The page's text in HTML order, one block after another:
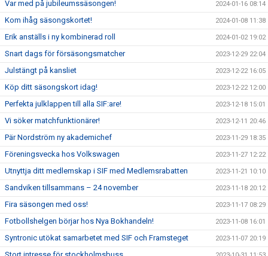
Var med på jubileumssäsongen! 2024-01-16 08:14
Kom ihåg säsongskortet! 2024-01-08 11:38
Erik anställs i ny kombinerad roll 2024-01-02 19:02
Snart dags för försäsongsmatcher 2023-12-29 22:04
Julstängt på kansliet 2023-12-22 16:05
Köp ditt säsongskort idag! 2023-12-22 12:00
Perfekta julklappen till alla SIF:are! 2023-12-18 15:01
Vi söker matchfunktionärer! 2023-12-11 20:46
Pär Nordström ny akademichef 2023-11-29 18:35
Föreningsvecka hos Volkswagen 2023-11-27 12:22
Utnyttja ditt medlemskap i SIF med Medlemsrabatten 2023-11-21 10:10
Sandviken tillsammans – 24 november 2023-11-18 20:12
Fira säsongen med oss! 2023-11-17 08:29
Fotbollshelgen börjar hos Nya Bokhandeln! 2023-11-08 16:01
Syntronic utökat samarbetet med SIF och Framsteget 2023-11-07 20:19